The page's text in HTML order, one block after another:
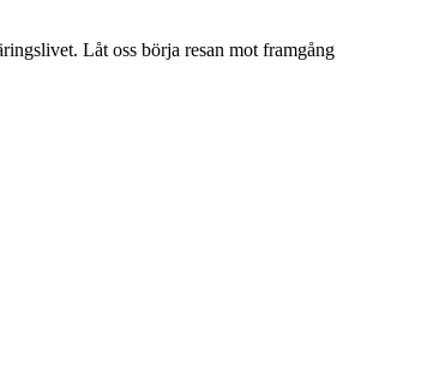
Låt oss börja resan mot framgång